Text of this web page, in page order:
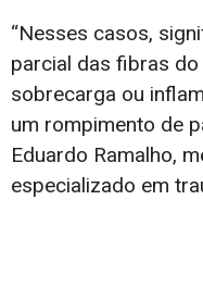
“Nesses casos,
parcial das fibras
sobrecarga ou
um rompimento de
Eduardo Ramalho,
especializado em